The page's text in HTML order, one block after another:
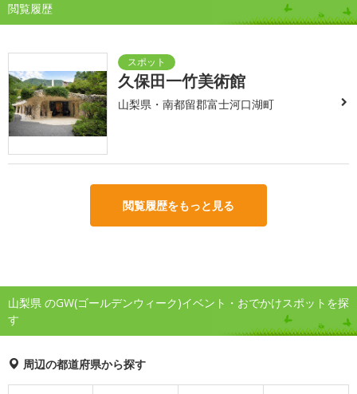
閲覧履歴
久保田一竹美術館
山梨県・南都留郡富士河口湖町
閲覧履歴をもっと見る
山梨県 のGW(ゴールデンウィーク)イベント・おでかけスポットを探
す
周辺の都道府県から探す